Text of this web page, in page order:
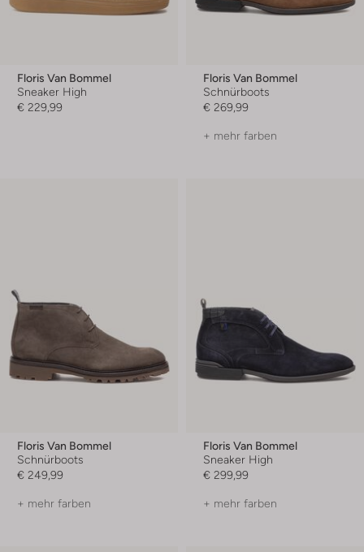
Floris Van Bommel
Sneaker High
€ 229,99
Floris Van Bommel
Schnürboots
€ 269,99
+ mehr farben
Floris Van Bommel
Schnürboots
€ 249,99
+ mehr farben
Floris Van Bommel
Sneaker High
€ 299,99
+ mehr farben